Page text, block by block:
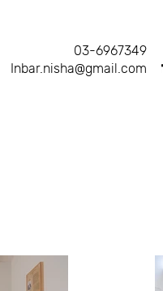
03-6967349
Inbar.nisha@gmail.com